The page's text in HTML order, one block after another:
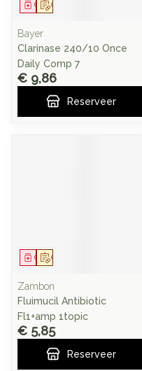
Op voorschrift
Geneesmiddel
Bayer
Clarinase 240/10 Once
Daily Comp 7
€ 9,86
Reserveer
Op voorschrift
Geneesmiddel
Zambon
Fluimucil Antibiotic
Fl1+amp 1topic
€ 5,85
Reserveer